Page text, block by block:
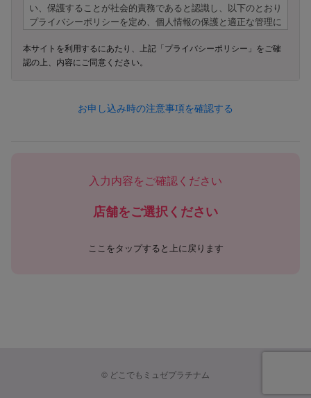
い、保護することが社会的責務であると認識し、以下のとおり
プライバシーポリシーを定め、個人情報の保護と適正な管理に
---
本ポリシーにおける「個人情報」とは、以下のいずれかに該当
日、性別など個人を識別できる情報
・学歴、職歴、保有資格等、採用選考応募に関連する情報
（3）ウェブサイトやアプリ利用によって自動的に取得される
本サイトを利用するにあたり、上記「プライバシーポリシー」をご確
認の上、内容にご同意ください。
お申し込み時の注意事項を確認する
入力内容をご確認ください
店舗をご選択ください
ここをタップすると上に戻ります
© どこでもミュゼプラチナム